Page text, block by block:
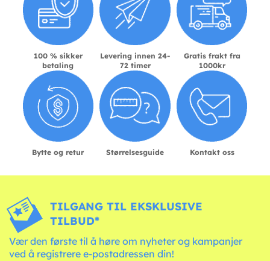
100 % sikker
betaling
Levering innen 24-
72 timer
Gratis frakt fra
1000kr
Bytte og retur Størrelsesguide Kontakt oss
TILGANG TIL EKSKLUSIVE
TILBUD*
Vær den første til å høre om nyheter og kampanjer
ved å registrere e-postadressen din!